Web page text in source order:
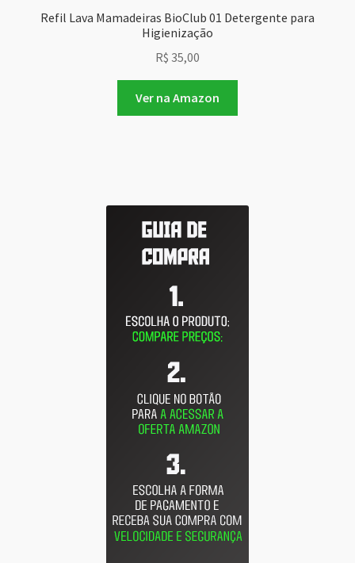
Refil Lava Mamadeiras BioClub 01 Detergente para
Higienização
R$ 35,00
Ver na Amazon